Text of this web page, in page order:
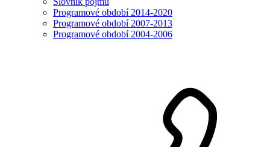
Programové období 2014-2020
Programové období 2007-2013
Programové období 2004-2006